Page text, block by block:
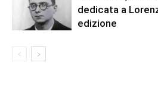
dedicata a
edizione